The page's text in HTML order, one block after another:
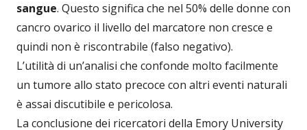
sangue. Questo significa che nel 50% delle donne con
cancro ovarico il livello del marcatore non cresce e
quindi non è riscontrabile (falso negativo).
L’utilità di un’analisi che confonde molto facilmente
un tumore allo stato precoce con altri eventi naturali
è assai discutibile e pericolosa.
La conclusione dei ricercatori della Emory University